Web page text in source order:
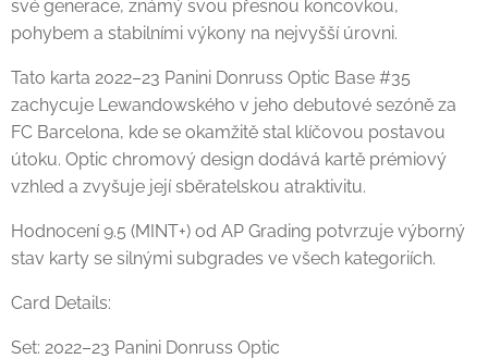
své generace, známý svou přesnou koncovkou,
pohybem a stabilními výkony na nejvyšší úrovni.
Tato karta 2022–23 Panini Donruss Optic Base #35
zachycuje Lewandowského v jeho debutové sezóně za
FC Barcelona, kde se okamžitě stal klíčovou postavou
útoku. Optic chromový design dodává kartě prémiový
vzhled a zvyšuje její sběratelskou atraktivitu.
Hodnocení 9.5 (MINT+) od AP Grading potvrzuje výborný
stav karty se silnými subgrades ve všech kategoriích.
Card Details:
Set: 2022–23 Panini Donruss Optic